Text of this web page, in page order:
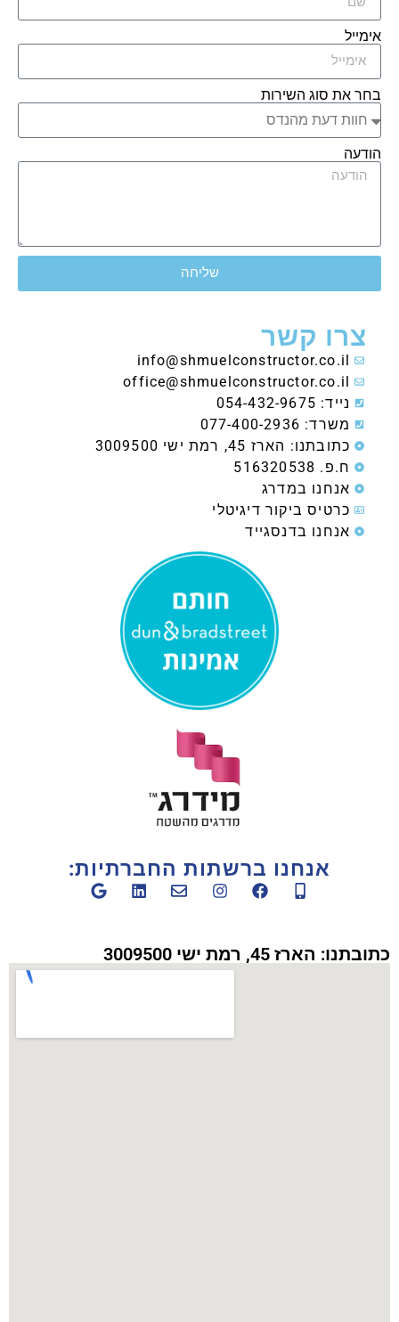
אימייל
בחר את סוג השירות
הודעה
שליחה
צרו קשר
info@shmuelconstructor.co.il
office@shmuelconstructor.co.il
נייד: 054-432-9675
משרד: 077-400-2936
כתובתנו: הארז 45, רמת ישי 3009500
ח.פ. 516320538
אנחנו במדרג
כרטיס ביקור דיגיטלי
אנחנו בדנסגייד
אנחנו ברשתות החברתיות:
כתובתנו: הארז 45, רמת ישי 3009500